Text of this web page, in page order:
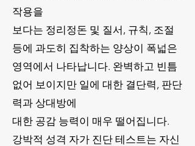
작용을
보다는 정리정돈 및 질서, 규칙, 조절
등에 과도히 집착하는 양상이 폭넓은
영역에서 나타납니다. 완벽하고 빈틈
없어 보이지만 일에 대한 결단력, 판단
력과 상대방에
대한 공감 능력이 매우 떨어집니다.
강박적 성격 자가 진단 테스트는 자신